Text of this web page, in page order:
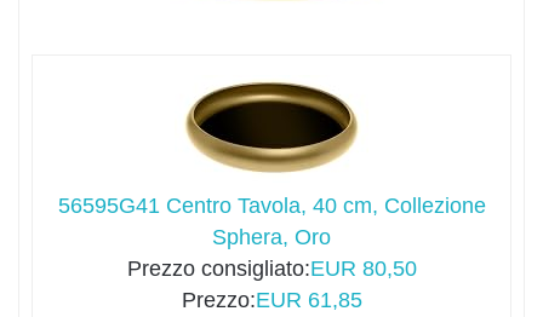
56595G41 Centro Tavola, 40 cm, Collezione
Sphera, Oro
Prezzo consigliato:EUR 80,50
Prezzo:EUR 61,85